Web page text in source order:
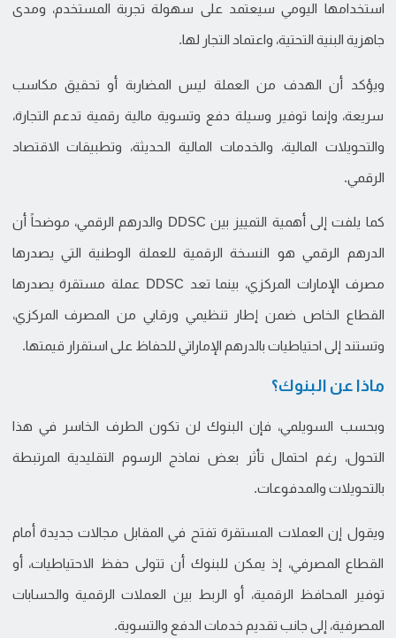
استخدامها اليومي سيعتمد على سهولة تجربة المستخدم، ومدى
جاهزية البنية التحتية، واعتماد التجار لها.
ويؤكد أن الهدف من العملة ليس المضاربة أو تحقيق مكاسب
سريعة، وإنما توفير وسيلة دفع وتسوية مالية رقمية تدعم التجارة،
والتحويلات المالية، والخدمات المالية الحديثة، وتطبيقات الاقتصاد
الرقمي.
كما يلفت إلى أهمية التمييز بين DDSC والدرهم الرقمي، موضحاً أن
الدرهم الرقمي هو النسخة الرقمية للعملة الوطنية التي يصدرها
مصرف الإمارات المركزي، بينما تعد DDSC عملة مستقرة يصدرها
القطاع الخاص ضمن إطار تنظيمي ورقابي من المصرف المركزي،
وتستند إلى احتياطيات بالدرهم الإماراتي للحفاظ على استقرار قيمتها.
ماذا عن البنوك؟
وبحسب السويلمي، فإن البنوك لن تكون الطرف الخاسر في هذا
التحول، رغم احتمال تأثر بعض نماذج الرسوم التقليدية المرتبطة
بالتحويلات والمدفوعات.
ويقول إن العملات المستقرة تفتح في المقابل مجالات جديدة أمام
القطاع المصرفي، إذ يمكن للبنوك أن تتولى حفظ الاحتياطيات، أو
توفير المحافظ الرقمية، أو الربط بين العملات الرقمية والحسابات
المصرفية، إلى جانب تقديم خدمات الدفع والتسوية.